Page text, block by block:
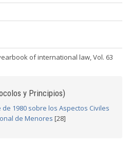
of international law, Vol. 63
y Principios)
1980 sobre los Aspectos Civiles
de Menores [28]